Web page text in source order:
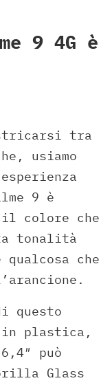
9 4G è
tra
usiamo
9 è
colore che
tonalità
che
questo
in plastica,
può
Glass